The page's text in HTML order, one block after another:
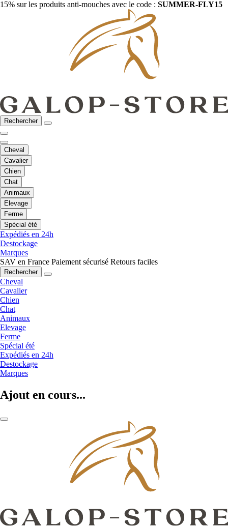
15% sur les produits anti-mouches avec le code : SUMMER-FLY15
Rechercher
Cheval
Cavalier
Chien
Chat
Animaux
Elevage
Ferme
Spécial été
Expédiés en 24h
Destockage
Marques
SAV en France Paiement sécurisé Retours faciles
Rechercher
Cheval
Cavalier
Chien
Chat
Animaux
Elevage
Ferme
Spécial été
Expédiés en 24h
Destockage
Marques
Ajout en cours...